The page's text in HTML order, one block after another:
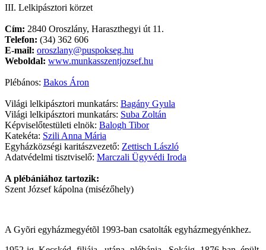
III. Lelkipásztori körzet
Cím: 2840 Oroszlány, Haraszthegyi út 11.
Telefon: (34) 362 606
E-mail: oroszlany@puspokseg.hu
Weboldal: www.munkasszentjozsef.hu
Plébános: Bakos Áron
Világi lelkipásztori munkatárs: Bagány Gyula
Világi lelkipásztori munkatárs: Suba Zoltán
Képviselőtestületi elnök: Balogh Tibor
Katekéta: Szili Anna Mária
Egyházközségi karitászvezető: Zettisch László
Adatvédelmi tisztviselő: Marczali Ügyvédi Iroda
A plébániához tartozik:
Szent József kápolna (misézőhely)
A Gyõri egyházmegyétõl 1993-ban csatolták egyházmegyénkhez.